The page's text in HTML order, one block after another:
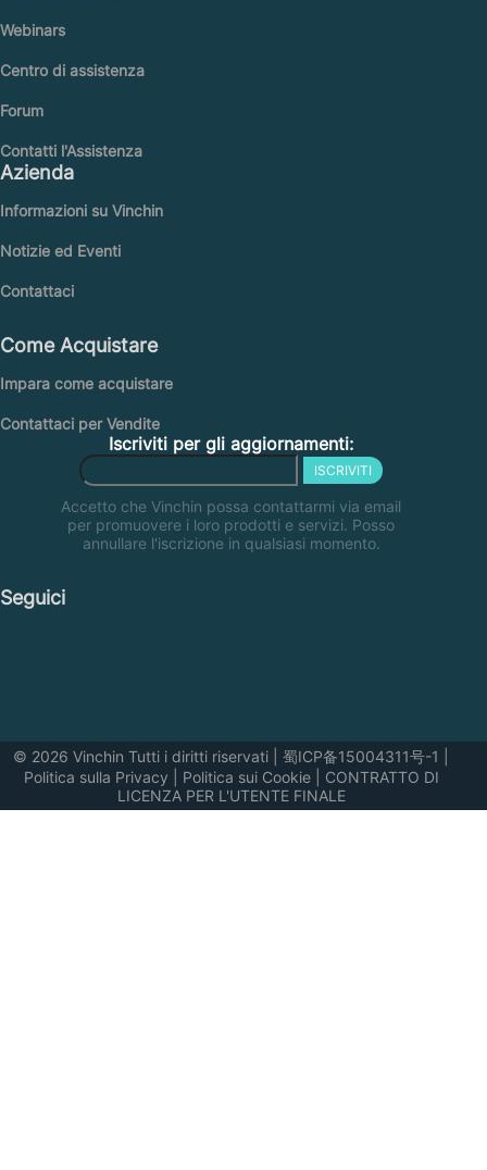
Webinars
Centro di assistenza
Forum
Contatti l'Assistenza
Azienda
Informazioni su Vinchin
Notizie ed Eventi
Contattaci
Come Acquistare
Impara come acquistare
Contattaci per Vendite
Iscriviti per gli aggiornamenti:
ISCRIVITI
Accetto che Vinchin possa contattarmi via email
per promuovere i loro prodotti e servizi. Posso
annullare l'iscrizione in qualsiasi momento.
Seguici
© 2026 Vinchin Tutti i diritti riservati |蜀ICP备15004311号-1
Politica sulla Privacy
Politica sui Cookie| CONTRATTO DI
LICENZA PER L'UTENTE FINALE